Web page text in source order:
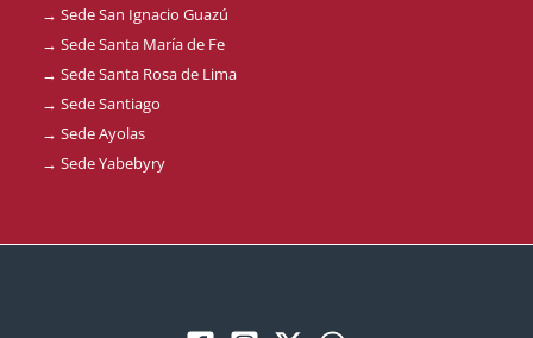
→ Sede San Ignacio Guazú
→ Sede Santa María de Fe
→ Sede Santa Rosa de Lima
→ Sede Santiago
→ Sede Ayolas
→ Sede Yabebyry